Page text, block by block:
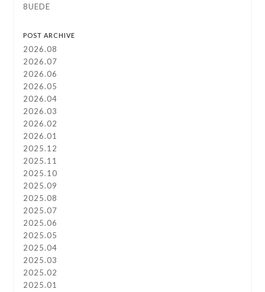
8UEDE
POST ARCHIVE
2026.08
2026.07
2026.06
2026.05
2026.04
2026.03
2026.02
2026.01
2025.12
2025.11
2025.10
2025.09
2025.08
2025.07
2025.06
2025.05
2025.04
2025.03
2025.02
2025.01